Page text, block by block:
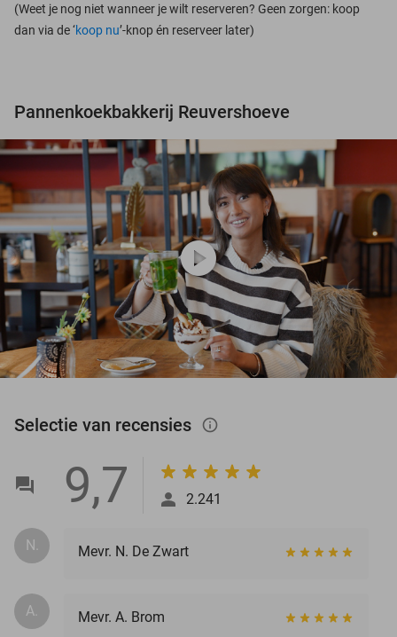
(Weet je nog niet wanneer je wilt reserveren? Geen zorgen: koop
dan via de ‘koop nu’-knop én reserveer later)
Pannenkoekbakkerij Reuvershoeve
play_circle
Selectie van recensies info_outlined
9,7 2.241
N. Mevr. N. De Zwart
A. Mevr. A. Brom